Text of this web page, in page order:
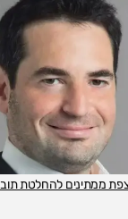
ממתינים להחלטת